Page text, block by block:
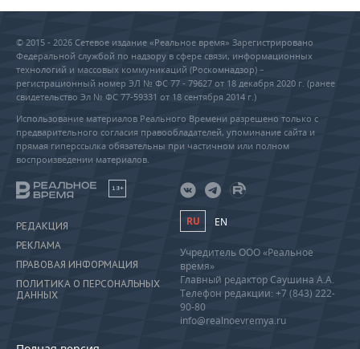
© 2015 - 2026 Сетевое издание «Реальное время» Зарегистрировано
Федеральной службой по надзору в сфере связи, информационных
технологий и массовых коммуникаций (Роскомнадзор) –
регистрационный номер ЭЛ № ФС 77 - 79627 от 18 декабря 2020 г. (ранее
свидетельство Эл № ФС 77-59331 от 18 сентября 2014 г.)
Использование материалов Реального Времени разрешено только с
предварительного согласия правообладателей, упоминание сайта и
прямая гиперссылка обязательны при частичном или полном
воспроизведении материалов.
18+
РЕДАКЦИЯ
РЕКЛАМА
ПРАВОВАЯ ИНФОРМАЦИЯ
ПОЛИТИКА О ПЕРСОНАЛЬНЫХ
ДАННЫХ
RU EN
Учредитель ООО «Реальное
время»
Главный редактор Саушина А.А.
Телефон редакции: +7 (843) 222-
90-80
info@realnoevremya.ru